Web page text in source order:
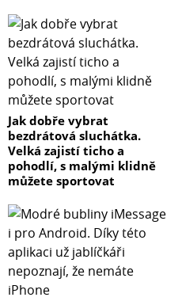
Jak dobře vybrat
bezdrátová sluchátka.
Velká zajistí ticho a
pohodlí, s malými klidně
můžete sportovat